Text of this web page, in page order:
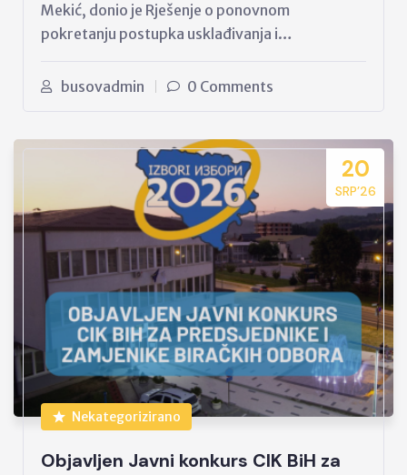
Mekić, donio je Rješenje o ponovnom
pokretanju postupka usklađivanja i…
busovadmin 0 Comments
20
SRP’26
Nekategorizirano
Objavljen Javni konkurs CIK BiH za